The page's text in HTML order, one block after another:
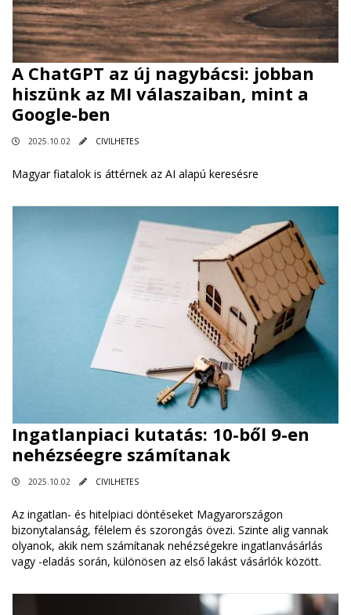
A ChatGPT az új nagybácsi: jobban
hiszünk az MI válaszaiban, mint a
Google-ben
2025.10.02 CIVILHETES
Magyar fiatalok is áttérnek az AI alapú keresésre
Ingatlanpiaci kutatás: 10-ből 9-en
nehézséegre számítanak
2025.10.02 CIVILHETES
Az ingatlan- és hitelpiaci döntéseket Magyarországon
bizonytalanság, félelem és szorongás övezi. Szinte alig vannak
olyanok, akik nem számítanak nehézségekre ingatlanvásárlás
vagy -eladás során, különösen az első lakást vásárlók között.